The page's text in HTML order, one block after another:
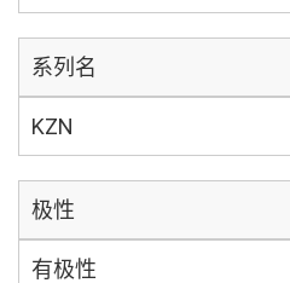
系列名
KZN
极性
有极性